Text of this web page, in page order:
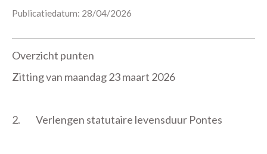
Publicatiedatum: 28/04/2026
Overzicht punten
Zitting van maandag 23 maart 2026
2. Verlengen statutaire levensduur Pontes